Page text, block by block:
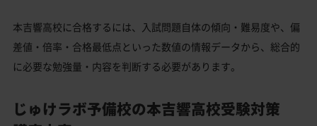
本吉響高校に合格するには、入試問題自体の傾向・難易度や、偏
差値・倍率・合格最低点といった数値の情報データから、総合的
に必要な勉強量・内容を判断する必要があります。
じゅけラボ予備校の本吉響高校受験対策